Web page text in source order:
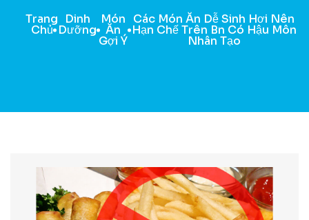
Trang
Chủ
Dinh
Dưỡng
Món
Ăn
Gợi Ý
Các Món Ăn Dễ Sinh Hơi Nên
Hạn Chế Trên Bn Có Hậu Môn
Nhân Tạo